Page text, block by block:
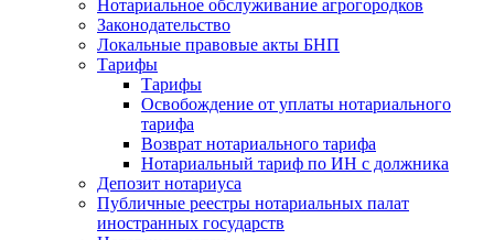
Нотариальное обслуживание агрогородков
Законодательство
Локальные правовые акты БНП
Тарифы
Тарифы
Освобождение от уплаты нотариального
тарифа
Возврат нотариального тарифа
Нотариальный тариф по ИН с должника
Депозит нотариуса
Публичные реестры нотариальных палат
иностранных государств